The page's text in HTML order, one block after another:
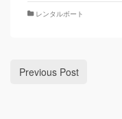
レンタルボート
Previous Post